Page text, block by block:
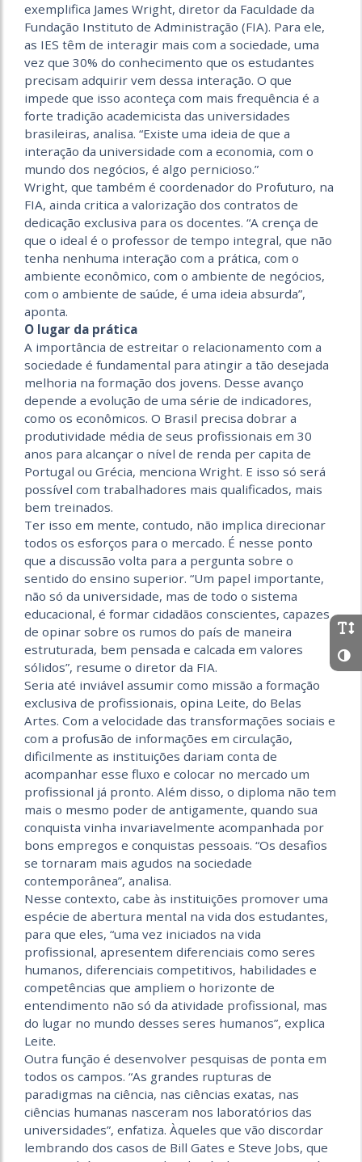
exemplifica James Wright, diretor da Faculdade da
Fundação Instituto de Administração (FIA). Para ele,
as IES têm de interagir mais com a sociedade, uma
vez que 30% do conhecimento que os estudantes
precisam adquirir vem dessa interação. O que
impede que isso aconteça com mais frequência é a
forte tradição academicista das universidades
brasileiras, analisa. “Existe uma ideia de que a
interação da universidade com a economia, com o
mundo dos negócios, é algo pernicioso.”
Wright, que também é coordenador do Profuturo, na
FIA, ainda critica a valorização dos contratos de
dedicação exclusiva para os docentes. “A crença de
que o ideal é o professor de tempo integral, que não
tenha nenhuma interação com a prática, com o
ambiente econômico, com o ambiente de negócios,
com o ambiente de saúde, é uma ideia absurda”,
aponta.
O lugar da prática
A importância de estreitar o relacionamento com a
sociedade é fundamental para atingir a tão desejada
melhoria na formação dos jovens. Desse avanço
depende a evolução de uma série de indicadores,
como os econômicos. O Brasil precisa dobrar a
produtividade média de seus profissionais em 30
anos para alcançar o nível de renda per capita de
Portugal ou Grécia, menciona Wright. E isso só será
possível com trabalhadores mais qualificados, mais
bem treinados.
Ter isso em mente, contudo, não implica direcionar
todos os esforços para o mercado. É nesse ponto
que a discussão volta para a pergunta sobre o
sentido do ensino superior. “Um papel importante,
não só da universidade, mas de todo o sistema
educacional, é formar cidadãos conscientes, capazes
de opinar sobre os rumos do país de maneira
estruturada, bem pensada e calcada em valores
sólidos”, resume o diretor da FIA.
Seria até inviável assumir como missão a formação
exclusiva de profissionais, opina Leite, do Belas
Artes. Com a velocidade das transformações sociais e
com a profusão de informações em circulação,
dificilmente as instituições dariam conta de
acompanhar esse fluxo e colocar no mercado um
profissional já pronto. Além disso, o diploma não tem
mais o mesmo poder de antigamente, quando sua
conquista vinha invariavelmente acompanhada por
bons empregos e conquistas pessoais. “Os desafios
se tornaram mais agudos na sociedade
contemporânea”, analisa.
Nesse contexto, cabe às instituições promover uma
espécie de abertura mental na vida dos estudantes,
para que eles, “uma vez iniciados na vida
profissional, apresentem diferenciais como seres
humanos, diferenciais competitivos, habilidades e
competências que ampliem o horizonte de
entendimento não só da atividade profissional, mas
do lugar no mundo desses seres humanos”, explica
Leite.
Outra função é desenvolver pesquisas de ponta em
todos os campos. “As grandes rupturas de
paradigmas na ciência, nas ciências exatas, nas
ciências humanas nasceram nos laboratórios das
universidades”, enfatiza. Àqueles que vão discordar
lembrando dos casos de Bill Gates e Steve Jobs, que